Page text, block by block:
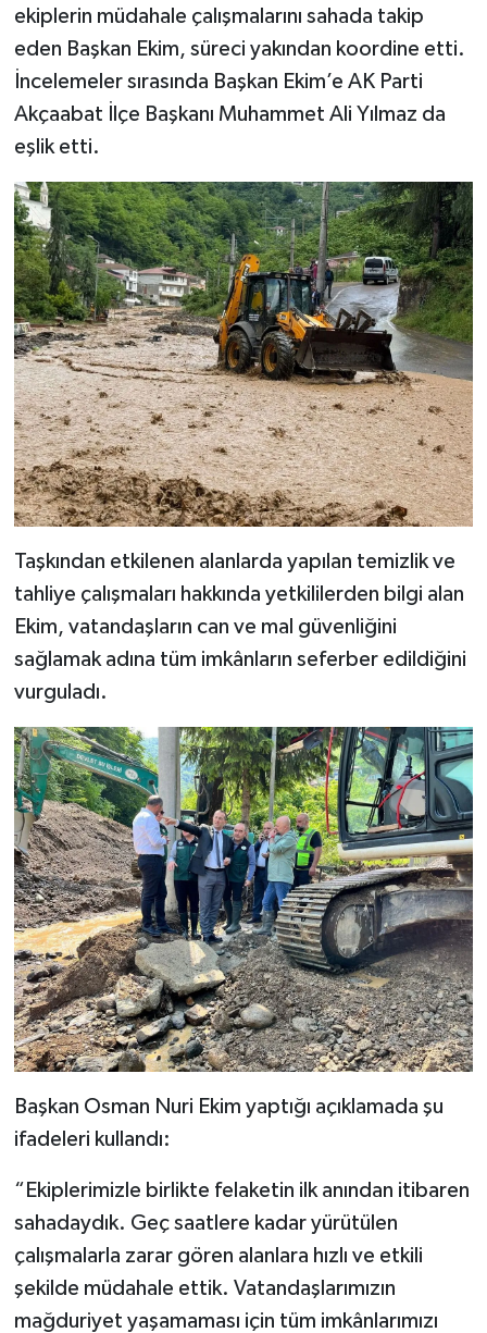
ekiplerin müdahale çalışmalarını sahada takip
eden Başkan Ekim, süreci yakından koordine etti.
İncelemeler sırasında Başkan Ekim’e AK Parti
Akçaabat İlçe Başkanı Muhammet Ali Yılmaz da
eşlik etti.
Taşkından etkilenen alanlarda yapılan temizlik ve
tahliye çalışmaları hakkında yetkililerden bilgi alan
Ekim, vatandaşların can ve mal güvenliğini
sağlamak adına tüm imkânların seferber edildiğini
vurguladı.
Başkan Osman Nuri Ekim yaptığı açıklamada şu
ifadeleri kullandı:
“Ekiplerimizle birlikte felaketin ilk anından itibaren
sahadaydık. Geç saatlere kadar yürütülen
çalışmalarla zarar gören alanlara hızlı ve etkili
şekilde müdahale ettik. Vatandaşlarımızın
mağduriyet yaşamaması için tüm imkânlarımızı